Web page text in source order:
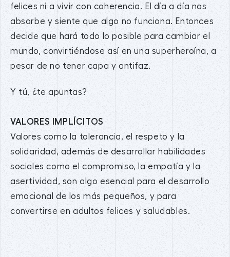
felices ni a vivir con coherencia. El día a día nos
absorbe y siente que algo no funciona. Entonces
decide que hará todo lo posible para cambiar el
mundo, convirtiéndose así en una superheroína, a
pesar de no tener capa y antifaz.
Y tú, ¿te apuntas?
VALORES IMPLÍCITOS
Valores como la tolerancia, el respeto y la
solidaridad, además de desarrollar habilidades
sociales como el compromiso, la empatía y la
asertividad, son algo esencial para el desarrollo
emocional de los más pequeños, y para
convertirse en adultos felices y saludables.